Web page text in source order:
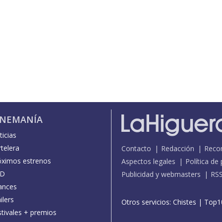
estrenos
+ premios
Contacto Redacción
Aspectos legales
Política de
Publicidad y webmasters
RSS
Otros servicios: Chistes |